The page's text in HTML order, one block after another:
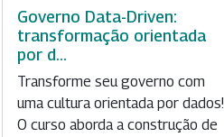
Governo Data-Driven:
transformação orientada
por d...
Transforme seu governo com
uma cultura orientada por dados!
O curso aborda a construção de